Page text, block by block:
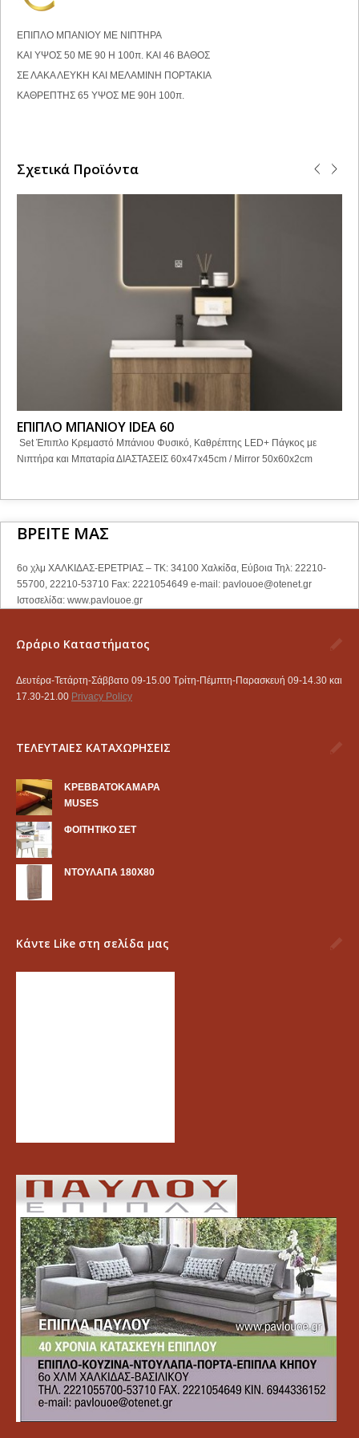
ΕΠΙΠΛΟ ΜΠΑΝΙΟΥ ΜΕ ΝΙΠΤΗΡΑ
ΚΑΙ ΥΨΟΣ 50 ΜΕ 90 Η 100π. ΚΑΙ 46 ΒΑΘΟΣ
ΣΕ ΛΑΚΑ ΛΕΥΚΗ ΚΑΙ ΜΕΛΑΜΙΝΗ ΠΟΡΤΑΚΙΑ
ΚΑΘΡΕΠΤΗΣ 65 ΥΨΟΣ ΜΕ 90Η 100π.
Σχετικά Προϊόντα
ΕΠΙΠΛΟ ΜΠΑΝΙΟΥ IDEA 60
Set Έπιπλο Κρεμαστό Μπάνιου Φυσικό, Καθρέπτης LED+ Πάγκος με
Νιπτήρα και Μπαταρία ΔΙΑΣΤΑΣΕΙΣ 60x47x45cm / Mirror 50x60x2cm
ΒΡΕΙΤΕ ΜΑΣ
6ο χλμ ΧΑΛΚΙΔΑΣ-ΕΡΕΤΡΙΑΣ – ΤΚ: 34100 Χαλκίδα, Εύβοια Τηλ: 22210-
55700, 22210-53710 Fax: 2221054649 e-mail: pavlouoe@otenet.gr
Ιστοσελίδα: www.pavlouoe.gr
Ωράριο Καταστήματος
Δευτέρα-Τετάρτη-Σάββατο 09-15.00 Τρίτη-Πέμπτη-Παρασκευή 09-14.30 και
17.30-21.00 Privacy Policy
ΤΕΛΕΥΤΑΙΕΣ ΚΑΤΑΧΩΡΗΣΕΙΣ
KΡΕΒΒΑΤΟΚΑΜΑΡΑ
MUSES
ΦΟΙΤΗΤΙΚΟ ΣΕΤ
ΝΤΟΥΛΑΠΑ 180Χ80
Κάντε Like στη σελίδα μας